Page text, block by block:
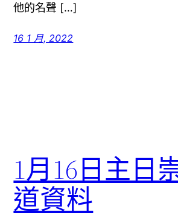
他的名聲 […]
16 1 月, 2022
1月16日主日
道資料